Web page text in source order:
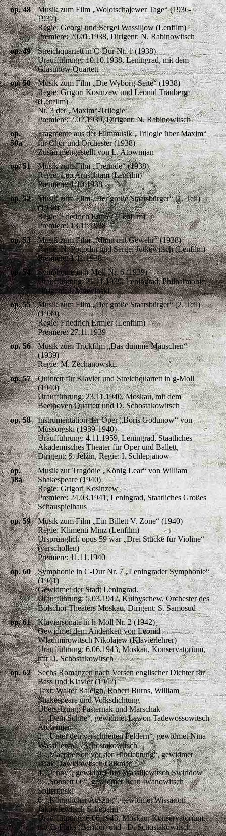
op. 48
Musik zum Film „Wolotschajewer Tage“ (1936-
1937)
Regie: Georgi und Sergei Wassiljow (Lenfilm)
Premiere: 20.01.1938, Dirigent: N. Rabinowitsch
op. 49
Streichquartett in C-Dur Nr. 1 (1938)
Uraufführung: 10.10.1938, Leningrad, mit dem
Glasunow Quartett
op. 50
Musik zum Film „Die Wyborg-Seite“ (1938)
Regie: Grigori Kosinzew und Leonid Trauberg
(Lenfilm)
Nr. 3 der „Maxim“-Trilogie
Premiere: 2.02.1939, Dirigent: N. Rabinowitsch
op.
50a
Fragmente aus der Filmmusik „Trilogie über Maxim“
für Chor und Orchester (1938)
Zusammengestellt von L. Atowmjan
op. 51
Musik zum Film „Freunde“ (1938)
Regie: Leo Arnschtam (Lenfilm)
Premiere: 1.10.1938
op. 52
Musik zum Film „Der große Staatsbürger“ (1. Teil)
(1938)
Regie: Friedrich Ermler (Lenfilm)
Premiere: 13.11.1938
op. 53
Musik zum Film „Mann mit Gewehr“ (1938)
Regie: N. Pogodin und Sergei Jutkewitsch (Lenfilm)
Premiere: 1.11.1938
op. 54
Symphonie in h-Moll Nr. 6 (1939)
Uraufführung: 21.11.1939, Leningrad, Philharmonie,
Dirigent: J. Mrawinski
op. 55
Musik zum Film „Der große Staatsbürger“ (2. Teil)
(1939)
Regie: Friedrich Ermler (Lenfilm)
Premiere: 27.11.1939
op. 56
Musik zum Trickfilm „Das dumme Mäuschen“
(1939)
Regie: M. Zechanowski
op. 57
Quintett für Klavier und Streichquartett in g-Moll
(1940)
Uraufführung: 23.11.1940, Moskau, mit dem
Beethoven Quartett und D. Schostakowitsch
op. 58
Instrumentation der Oper „Boris Godunow“ von
Mussorgski (1939-1940)
Uraufführung: 4.11.1959, Leningrad, Staatliches
Akademisches Theater für Oper und Ballett,
Dirigent: S. Jelzin, Regie: I. Schlepjanow
op.
58a
Musik zur Tragödie „König Lear“ von William
Shakespeare (1940)
Regie: Grigori Kosinzew
Premiere: 24.03.1941, Leningrad, Staatliches Großes
Schauspielhaus
op. 59
Musik zum Film „Ein Billett V. Zone“ (1940)
Regie: Klimenti Minz (Lenfilm)
Ursprünglich opus 59 war „Drei Stücke für Violine“
(verschollen)
Premiere: 11.11.1940
op. 60
Symphonie in C-Dur Nr. 7 „Leningrader Symphonie“
(1941)
Gewidmet der Stadt Leningrad.
Uraufführung: 5.03.1942, Kuibyschew, Orchester des
Bolschoi-Theaters Moskau, Dirigent: S. Samosud
op. 61
Klaviersonate in h-Moll Nr. 2 (1942)
Gewidmet dem Andenken von Leonid
Wladimirowitsch Nikolajew (Klavierlehrer)
Uraufführung: 6.06.1943, Moskau, Konservatorium,
mit D. Schostakowitsch
op. 62
Sechs Romanzen nach Versen englischer Dichter für
Bass und Klavier (1942)
Text: Walter Raleigh, Robert Burns, William
Shakespeare und Volksdichtung
Übersetzung: Pasternak und Marschak
1: „Dem Sohne“, gewidmet Lewon Tadewossowitsch
Atowmjan
2: „Unter den verschneiten Feldern“, gewidmet Nina
Wassiljewna Schostakowitsch
3: „Macpherson vor der Hinrichtung“, gewidmet
Isaak Dawidowitsch Glikman
4: „Jenny“, gewidmet Juri Wassiljewitsch Swiridow
5: „Sonnett 66“, gewidmet Iwan Iwanowitsch
Sollertinski
6: „Königlicher Auszug“, gewidmet Wissarion
Jakowlewitsch Schebalin
Uraufführung: 6.06.1943, Moskau, Konservatorium,
mit E. Flaks (Bariton) und D. Schostakowitsch